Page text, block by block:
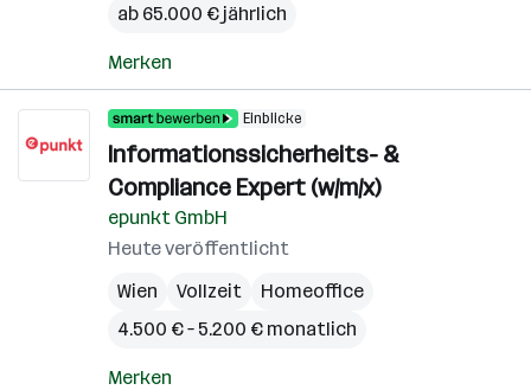
ab 65.000 € jährlich
Merken
Einblicke
Informationssicherheits- &
Compliance Expert (w/m/x)
epunkt GmbH
Heute veröffentlicht
Wien
Vollzeit
Homeoffice
4.500 € – 5.200 € monatlich
Merken